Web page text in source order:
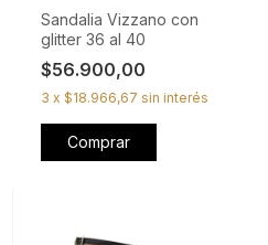
Sandalia Vizzano con
glitter 36 al 40
$56.900,00
3 x $18.966,67 sin interés
Comprar